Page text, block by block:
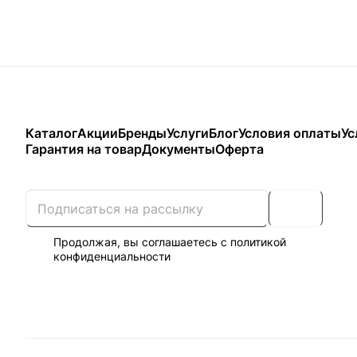
КаталогАкцииБрендыУслугиБлогУсловия оплаты
Гарантия на товарДокументыОферта
Продолжая, вы соглашаетесь с политикой
конфиденциальности